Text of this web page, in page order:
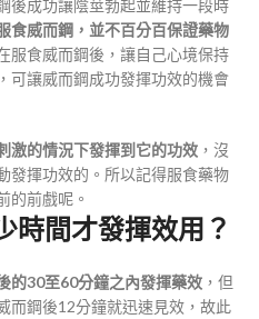
後成功讓陰莖勃起並維持一段時
食威而鋼，並不百分百保證藥物
服食威而鋼後，讓自己心境保持
可讓威而鋼成功發揮功效的機會
激的情況下發揮到它的功效 ，沒
發揮功效的。所以記得服食藥物
的前戲呢。
時間才發揮效用？
的30至60分鐘之內發揮藥效 ，但
而鋼後12分鐘就迅速見效，故此